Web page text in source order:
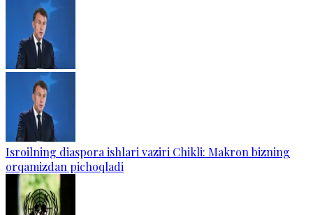
Isroilning diaspora ishlari vaziri Chikli: Makron bizning
orqamizdan pichoqladi